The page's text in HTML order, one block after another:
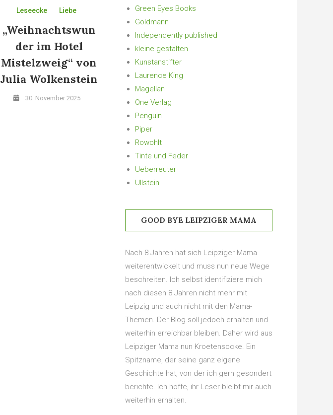
Leseecke Liebe
„Weihnachtswun
der im Hotel
Mistelzweig“ von
Julia Wolkenstein
30. November 2025
Green Eyes Books
Goldmann
Independently published
kleine gestalten
Kunstanstifter
Laurence King
Magellan
One Verlag
Penguin
Piper
Rowohlt
Tinte und Feder
Ueberreuter
Ullstein
GOOD BYE LEIPZIGER MAMA
Nach 8 Jahren hat sich Leipziger Mama
weiterentwickelt und muss nun neue Wege
beschreiten. Ich selbst identifiziere mich
nach diesen 8 Jahren nicht mehr mit
Leipzig und auch nicht mit den Mama-
Themen. Der Blog soll jedoch erhalten und
weiterhin erreichbar bleiben. Daher wird aus
Leipziger Mama nun Kroetensocke. Ein
Spitzname, der seine ganz eigene
Geschichte hat, von der ich gern gesondert
berichte. Ich hoffe, ihr Leser bleibt mir auch
weiterhin erhalten.